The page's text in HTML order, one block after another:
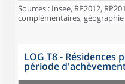
Sources : Insee, RP2012,
complémentaires,
LOG T8 - Résidences
période